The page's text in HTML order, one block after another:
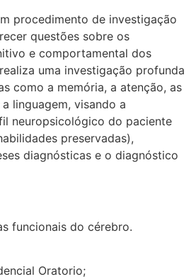
procedimento de investigação
questões sobre os
e comportamental dos
uma investigação profunda
como a memória, a atenção, as
linguagem, visando a
neuropsicológico do paciente
preservadas),
diagnósticas e o diagnóstico
funcionais do cérebro.
Oratorio;